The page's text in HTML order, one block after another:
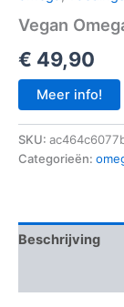
Vegan
€ 49,90
Meer info!
SKU:
Categorieën:
Beschrijving